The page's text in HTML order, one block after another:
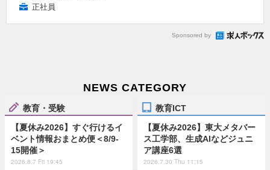
正社員
Sponsored by
NEWS CATEGORY
教育・受験
【夏休み2026】すぐ行けるイ
ベント情報おまとめ便＜8/9-
15開催＞
2026.8.7 Fri 19:45
教育ICT
【夏休み2026】東大メタバー
ス工学部、生成AIなどジュニ
ア講座6選
2026.7.30 Thu 11:15